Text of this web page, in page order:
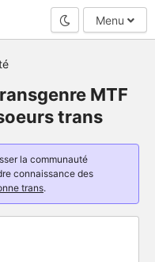
Mode nuit
Menu
MTF
trans
la communauté
connaissance des
trans.